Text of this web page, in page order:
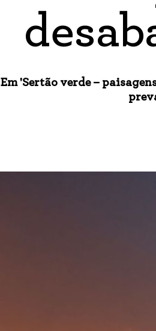
Em 'Sertão verde –